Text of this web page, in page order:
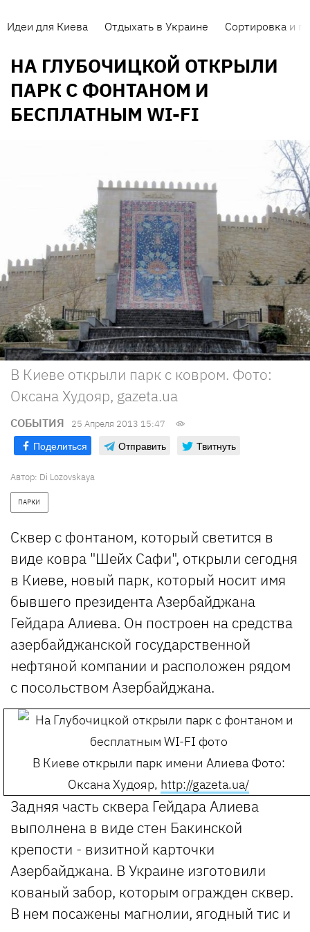
Идеи для Киева Отдыхать в Украине Сортировка и
НА ГЛУБОЧИЦКОЙ ОТКРЫЛИ
ПАРК С ФОНТАНОМ И
БЕСПЛАТНЫМ WI-FI
В Киеве открыли парк с ковром. Фото:
Оксана Худояр, gazeta.ua
СОБЫТИЯ 25 Апреля 2013 15:47
Поделиться Отправить Твитнуть
Автор: Di Lozovskaya
ПАРКИ
Сквер с фонтаном, который светится в
виде ковра "Шейх Сафи", открыли сегодня
в Киеве, новый парк, который носит имя
бывшего президента Азербайджана
Гейдара Алиева. Он построен на средства
азербайджанской государственной
нефтяной компании и расположен рядом
с посольством Азербайджана.
В Киеве открыли парк имени Алиева Фото:
Оксана Худояр, http://gazeta.ua/
Задняя часть сквера Гейдара Алиева
выполнена в виде стен Бакинской
крепости - визитной карточки
Азербайджана. В Украине изготовили
кованый забор, которым огражден сквер.
В нем посажены магнолии, ягодный тис и